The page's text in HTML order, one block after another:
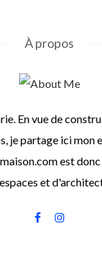
À propos
En vue de
je partage ici mon
est donc
et